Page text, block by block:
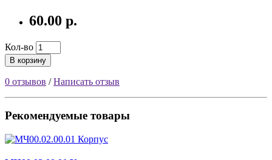
60.00 р.
Кол-во
В корзину
0 отзывов /Написать отзыв
Рекомендуемые товары